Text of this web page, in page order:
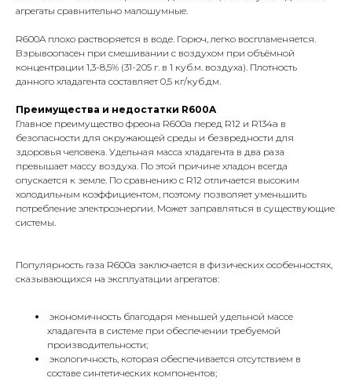
агрегаты сравнительно малошумные.
R600A плохо растворяется в воде. Горюч, легко воспламеняется.
Взрывоопасен при смешивании с воздухом при объёмной
концентрации 1,3-8,5% (31-205 г. в 1 куб.м. воздуха). Плотность
данного хладагента составляет 0,5 кг/куб.дм.
Преимущества и недостатки R600A
Главное преимущество фреона R600a перед R12 и R134a в
безопасности для окружающей среды и безвредности для
здоровья человека. Удельная масса хладагента в два раза
превышает массу воздуха. По этой причине хладон всегда
опускается к земле. По сравнению с R12 отличается высоким
холодильным коэффициентом, поэтому позволяет уменьшить
потребление электроэнергии. Может заправляться в существующие
системы.
Популярность газа R600a заключается в физических особенностях,
сказывающихся на эксплуатации агрегатов:
экономичность благодаря меньшей удельной массе
хладагента в системе при обеспечении требуемой
производительности;
экологичность, которая обеспечивается отсутствием в
составе синтетических компонентов;